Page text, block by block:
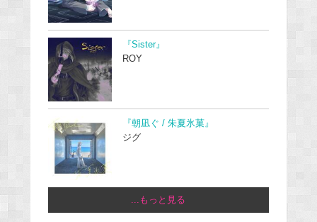
『Sister』
ROY
『朝凪ぐ / 朱夏氷菓』
ジグ
...もっと見る